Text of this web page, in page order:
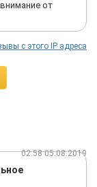
от
с этого IP адреса
02:58 05.08.2019